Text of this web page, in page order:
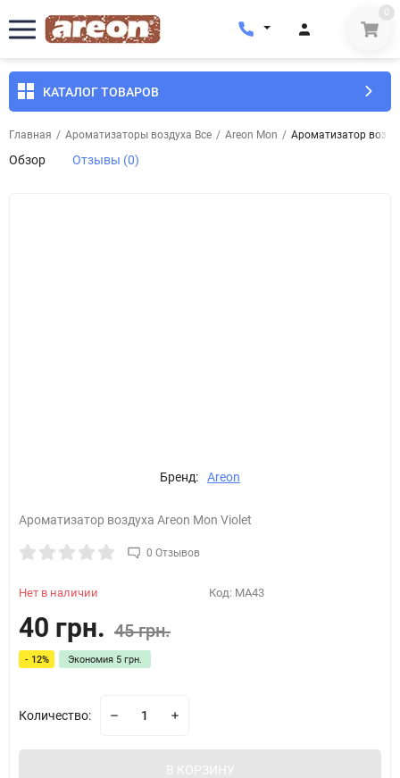
0
КАТАЛОГ ТОВАРОВ
Главная / Ароматизаторы воздуха Все / Areon Mon / Ароматизатор
Обзор Отзывы (0)
Бренд: Areon
Ароматизатор воздуха Areon Mon Violet
0 Отзывов
Нет в наличии Код: MA43
40 грн. 45 грн.
- 12% Экономия 5 грн.
Количество:
В КОРЗИНУ